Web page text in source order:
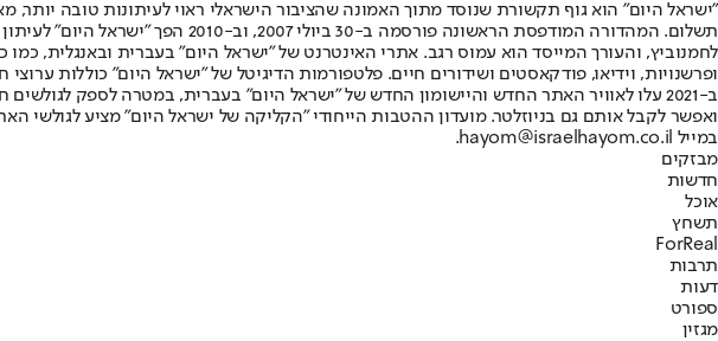
"ישראל היום" הוא גוף תקשורת שנוסד מתוך האמונה שהציבור הישראלי ראוי לעיתונות טובה יותר,
תשלום. המהדורה המודפסת הראשונה
ופרשנויות, וידיאו, פודקאסטים ושידורים חיים. פלטפורמות הדיגיטל של "ישראל היום" כוללות
ב-2021 עלו לאוויר האתר החדש והיישומון החדש של "ישראל היום" בעברית, במטרה לספק
ואפשר לקבל אותם גם בניוזלטר. מועדון ההטבות הייחודי "הקליקה של ישראל היום" מציע לגולשי
במייל hayom@israelhayom.co.il.
מבזקים
חדשות
אוכל
תשחץ
ForReal
תרבות
דעות
ספורט
מגזין